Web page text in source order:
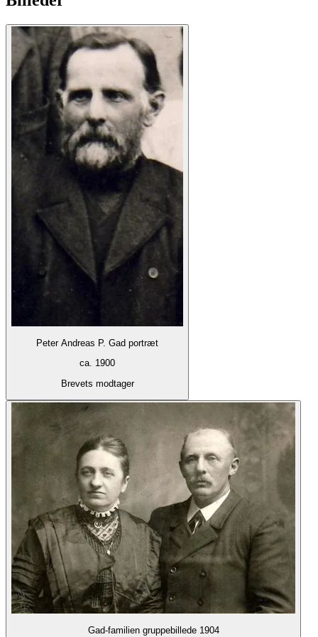
Peter Andreas P. Gad portræt
ca. 1900
Brevets modtager
Gad-familien gruppebillede 1904